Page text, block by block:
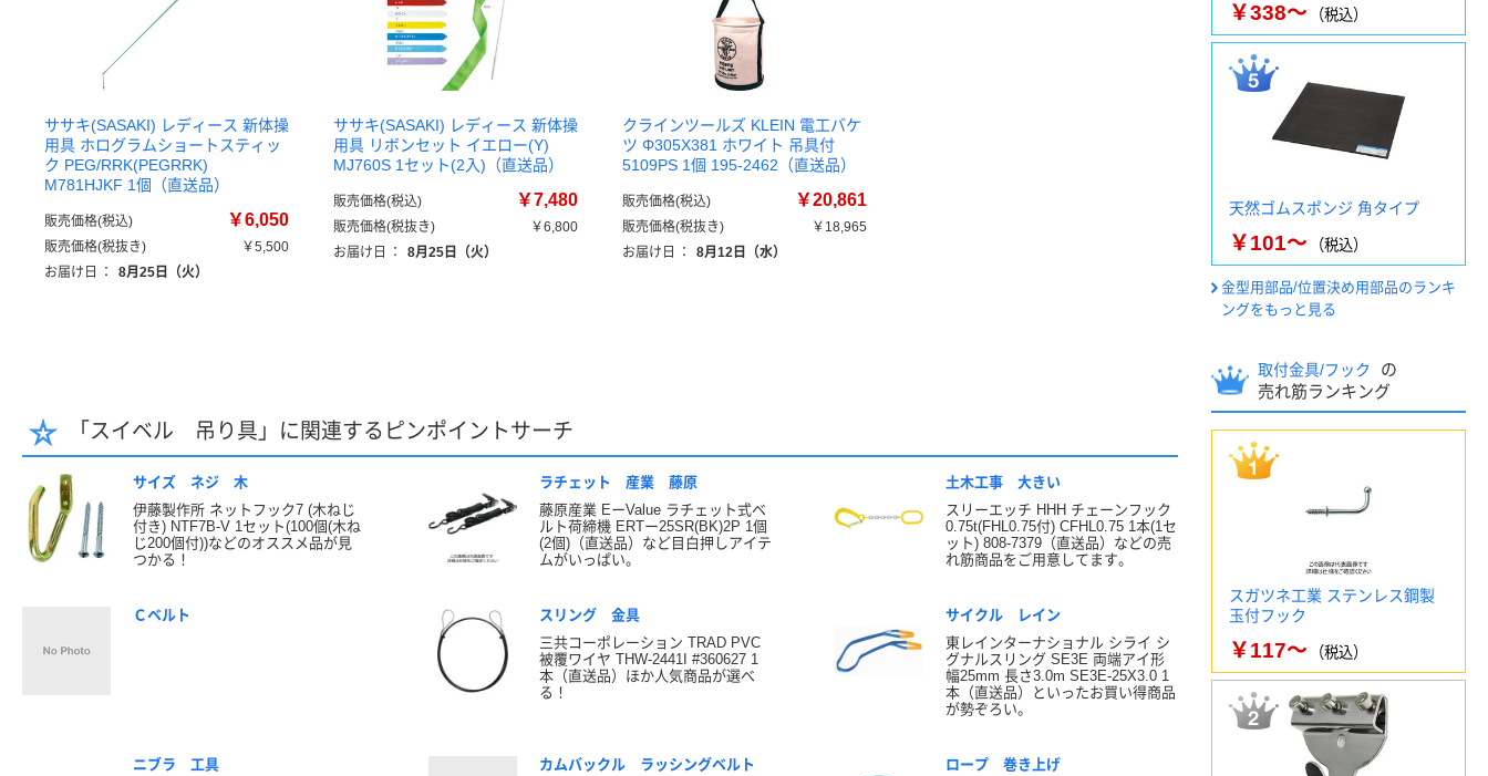
ササキ(SASAKI) レディース 新体操
用具 ホログラムショートスティッ
ク PEG/RRK(PEGRRK)
M781HJKF 1個（直送品）
販売価格(税込) ￥6,050
販売価格(税抜き)
￥5,500
お届け日
： 8月25日（火）
ササキ(SASAKI) レディース 新体操
用具 リボンセット イエロー(Y)
MJ760S 1セット(2入)（直送品）
販売価格(税込) ￥7,480
販売価格(税抜き)
￥6,800
お届け日
： 8月25日（火）
クラインツールズ KLEIN 電工バケ
ツ Φ305X381 ホワイト 吊具付
5109PS 1個 195-2462（直送品）
販売価格(税込) ￥20,861
販売価格(税抜き)
￥18,965
お届け日
： 8月12日（水）
「スイベル 吊り具」に関連するピンポイントサーチ
サイズ ネジ 木
伊藤製作所 ネットフック7 (木ねじ
付き) NTF7B-V 1セット(100個(木ね
じ200個付))などのオススメ品が見
つかる！
ラチェット 産業 藤原
藤原産業 EーValue ラチェット式ベ
ルト荷締機 ERTー25SR(BK)2P 1個
(2個)（直送品）など目白押しアイテ
ムがいっぱい。
土木工事 大きい
スリーエッチ HHH チェーンフック
0.75t(FHL0.75付) CFHL0.75 1本(1セ
ット) 808-7379（直送品）などの売
れ筋商品をご用意してます。
Ｃベルト
スリング 金具
三共コーポレーション TRAD PVC
被覆ワイヤ THW-2441I #360627 1
本（直送品）ほか人気商品が選べ
る！
サイクル レイン
東レインターナショナル シライ シ
グナルスリング SE3E 両端アイ形
幅25mm 長さ3.0m SE3E-25X3.0 1
本（直送品）といったお買い得商品
が勢ぞろい。
ニブラ 工具
カムバックル ラッシングベルト
ロープ 巻き上げ
￥338～ （税込）
天然ゴムスポンジ 角タイプ
￥101～ （税込）
金型用部品/位置決め用部品のランキ
ングをもっと見る
取付金具/フック
の
売れ筋ランキング
スガツネ工業 ステンレス鋼製
玉付フック
￥117～ （税込）